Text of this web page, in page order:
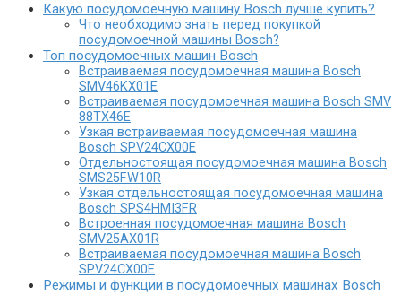
Какую посудомоечную машину Bosch лучше купить?
Что необходимо знать перед покупкой
посудомоечной машины Bosch?
Топ посудомоечных машин Bosch
Встраиваемая посудомоечная машина Bosch
SMV46KX01E
Встраиваемая посудомоечная машина Bosch SMV
88TX46E
Узкая встраиваемая посудомоечная машина
Bosch SPV24CX00E
Отдельностоящая посудомоечная машина Bosch
SMS25FW10R
Узкая отдельностоящая посудомоечная машина
Bosch SPS4HMI3FR
Встроенная посудомоечная машина Bosch
SMV25AX01R
Встраиваемая посудомоечная машина Bosch
SPV24CX00E
Режимы и функции в посудомоечных машинах Bosch